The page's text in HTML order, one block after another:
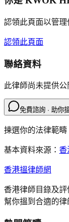
認領此頁面以管
認領此頁面
聯絡資料
此律師尚未提供公
免費諮詢 · 助你
揀選你的法律範疇
基本資料來源： 香
香港搵律師網
香港律師目錄及評
幫你搵到合適的律